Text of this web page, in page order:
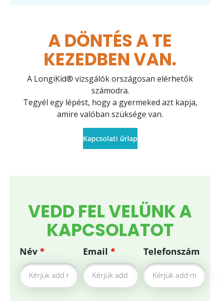
A DÖNTÉS A TE
KEZEDBEN VAN.
A LongiKid® vizsgálók országosan elérhetők
számodra.
Tegyél egy lépést, hogy a gyermeked azt kapja,
amire valóban szüksége van.
Kapcsolati űrlap
VEDD FEL VELÜNK A
KAPCSOLATOT
Név * Email * Telefonszám